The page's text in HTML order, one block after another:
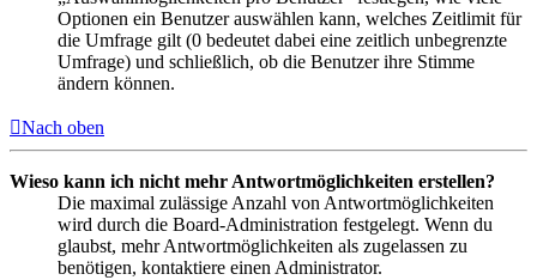
Optionen ein Benutzer auswählen kann, welches Zeitlimit für
die Umfrage gilt (0 bedeutet dabei eine zeitlich unbegrenzte
Umfrage) und schließlich, ob die Benutzer ihre Stimme
ändern können.
Nach oben
Wieso kann ich nicht mehr Antwortmöglichkeiten erstellen?
Die maximal zulässige Anzahl von Antwortmöglichkeiten
wird durch die Board-Administration festgelegt. Wenn du
glaubst, mehr Antwortmöglichkeiten als zugelassen zu
benötigen, kontaktiere einen Administrator.